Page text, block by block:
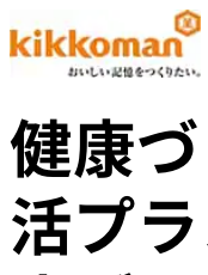
健康
活プ